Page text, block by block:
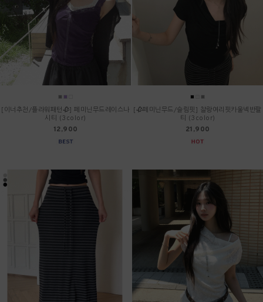
[이너추천/플라워패턴🥀] 페미닌무드레이스나
시티 (3color)
12,900
[🥀페미닌무드/슬림핏] 찰랑여리핏카울넥반팔
티 (3color)
21,900